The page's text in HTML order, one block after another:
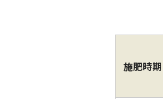
施肥時期